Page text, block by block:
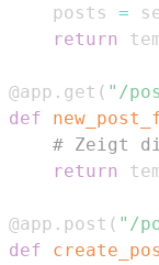
    posts
=
return
@app . get ( "/
def
# Zeigt
return
@app . post ( "/
def